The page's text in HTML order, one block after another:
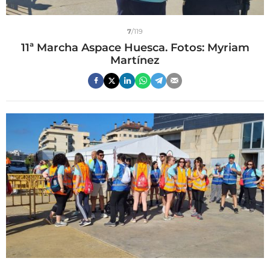
7/119
11ª Marcha Aspace Huesca. Fotos: Myriam
Martínez